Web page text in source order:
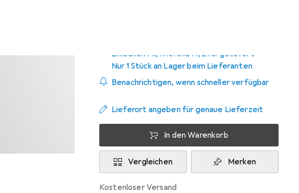
Zwischen Mi, 19.8. und Fr, 21.8. geliefert
Nur 1 Stück an Lager beim Lieferanten
Benachrichtigen, wenn schneller verfügbar
Lieferort angeben für genaue Lieferzeit
In den Warenkorb
Vergleichen Merken
kostenloser Versand